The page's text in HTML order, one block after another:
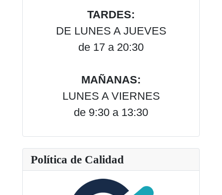
TARDES:
DE LUNES A JUEVES
de 17 a 20:30
MAÑANAS:
LUNES A VIERNES
de 9:30 a 13:30
Política de Calidad